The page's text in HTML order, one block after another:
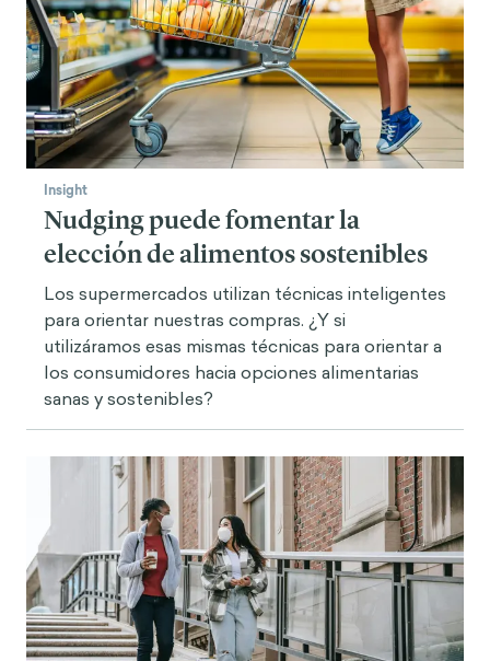
Insight
Nudging puede fomentar la
elección de alimentos sostenibles
Los supermercados utilizan técnicas inteligentes
para orientar nuestras compras. ¿Y si
utilizáramos esas mismas técnicas para orientar a
los consumidores hacia opciones alimentarias
sanas y sostenibles?